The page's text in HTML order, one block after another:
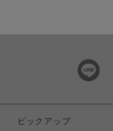
ピックアップ